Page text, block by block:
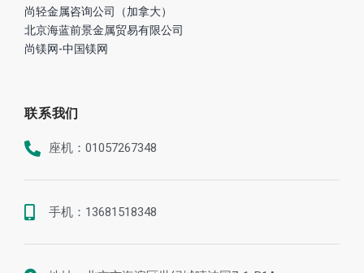
尚轻金属咨询公司（加拿大）
北京海蓝前景金属贸易有限公司
尚镁网-中国镁网
联系我们
座机：01057267348
手机：13681518348